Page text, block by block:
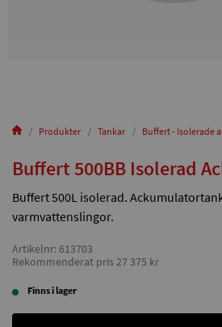
Produkter Tankar Buffert - Isolerade
Buffert 500BB Isolerad
Buffert 500L isolerad.
varmvattenslingor.
Artikelnr: 613703
Rekommenderat pris 27 375 kr
Finns i lager